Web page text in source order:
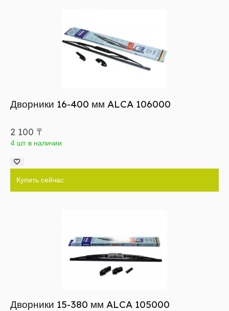
Дворники 16-400 мм ALCA 106000
2 100 ₸
4 шт в наличии
Купить сейчас
Дворники 15-380 мм ALCA 105000